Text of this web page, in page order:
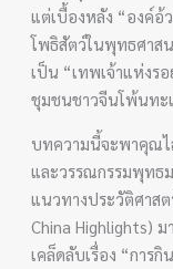
แต่เบื้องหลัง “องค์อ้
โพธิสัตว์ในพุทธศาส
เป็น “เทพเจ้าแห่ง
ชุมชนชาวจีนโพ้นทะ
บทความนี้จะพาคุณไ
และวรรณกรรมพุทธ
แนวทางประวัติศาส
China Highlights)
เคล็ดลับเรื่อง “การ